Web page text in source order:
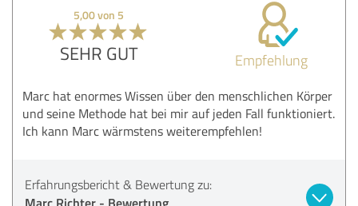
5,00 von 5
SEHR GUT Empfehlung
Marc hat enormes Wissen über den menschlichen Körper
und seine Methode hat bei mir auf jeden Fall funktioniert.
Ich kann Marc wärmstens weiterempfehlen!
Erfahrungsbericht & Bewertung zu:
Marc Richter - Bewertung